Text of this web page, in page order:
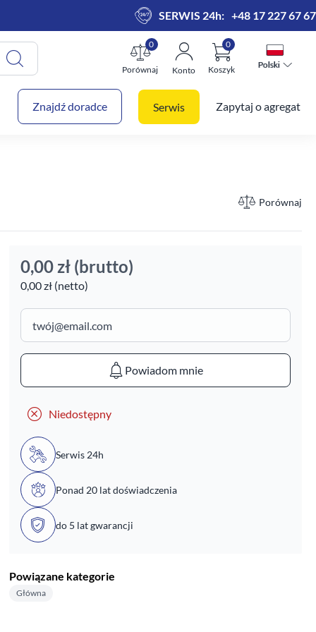
SERWIS 24h: +48 17 227 67 67
Porównaj
0
Konto Koszyk
0
Polski
Polski
Znajdź doradce Serwis Zapytaj o agregat
Porównaj
0,00 zł (brutto)
0,00 zł (netto)
Powiadom mnie
Niedostępny
Serwis 24h
Ponad 20 lat doświadczenia
do 5 lat gwarancji
Powiązane kategorie
Główna